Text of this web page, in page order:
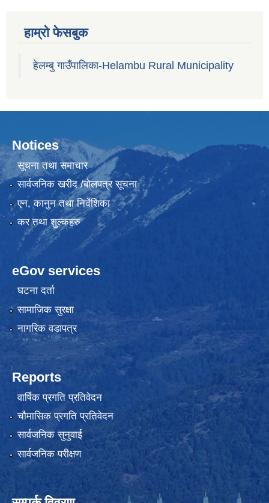
हाम्रो फेसबुक
हेलम्बु गाउँपालिका-Helambu Rural Municipality
Notices
सूचना तथा समाचार
सार्वजनिक खरीद /बोलपत्र सूचना
एन, कानुन तथा निर्देशिका
कर तथा शुल्कहरु
eGov services
घटना दर्ता
सामाजिक सुरक्षा
नागरिक वडापत्र
Reports
वार्षिक प्रगति प्रतिवेदन
चौमासिक प्रगति प्रतिवेदन
सार्वजनिक सुनुवाई
सार्वजनिक परीक्षण